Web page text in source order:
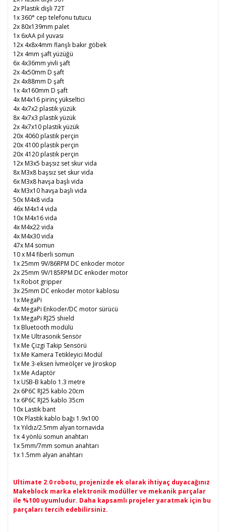
2x Plastik dişli 72T
1x 360° cep telefonu tutucu
2x 80x139mm palet
1x 6xAA pil yuvası
12x 4x8x4mm flanşlı bakır göbek
12x 4mm şaft yüzüğü
6x 4x36mm yivli şaft
2x 4x50mm D şaft
2x 4x88mm D şaft
1x 4x160mm D şaft
4x M4x16 pirinç yükseltici
4x 4x7x2 plastik yüzük
8x 4x7x3 plastik yüzük
2x 4x7x10 plastik yüzük
20x 4060 plastik perçin
20x 4100 plastik perçin
20x 4120 plastik perçin
12x M3x5 başsız set skur vida
8x M3x8 başsız set skur vida
6x M3x8 havşa başlı vida
4x M3x10 havşa başlı vida
50x M4x8 vida
46x M4x14 vida
10x M4x16 vida
4x M4x22 vida
4x M4x30 vida
47x M4 somun
10 x M4 fiberli somun
1x 25mm 9V/86RPM DC enkoder motor
2x 25mm 9V/185RPM DC enkoder motor
1x Robot gripper
3x 25mm DC enkoder motor kablosu
1x MegaPi
4x MegaPi Enkoder/DC motor sürücü
1x MegaPi RJ25 shield
1x Bluetooth modülü
1x Me Ultrasonik Sensör
1x Me Çizgi Takip Sensörü
1x Me Kamera Tetikleyici Modül
1x Me 3-eksen İvmeölçer ve Jiroskop
1x Me Adaptör
1x USB-B kablo 1.3 metre
2x 6P6C RJ25 kablo 20cm
1x 6P6C RJ25 kablo 35cm
10x Lastik bant
10x Plastik kablo bağı 1.9x100
1x Yıldız/2.5mm alyan tornavida
1x 4 yönlü somun anahtarı
1x 5mm/7mm somun anahtarı
1x 1.5mm alyan anahtarı
Ultimate 2.0 robotu, projenizde ek olarak ihtiyaç duyacağınız
Makeblock marka elektronik modüller ve mekanik parçalar
ile %100 uyumludur. Daha kapsamlı projeler yaratmak için bu
parçaları tercih edebilirsiniz.